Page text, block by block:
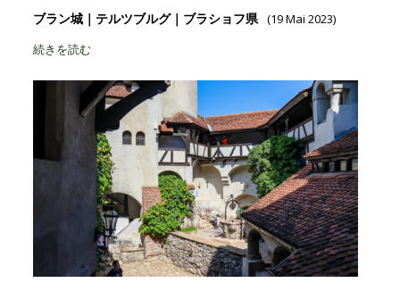
ブラン城｜テルツブルグ｜ブラショフ県 (19 Mai 2023)
続きを読む